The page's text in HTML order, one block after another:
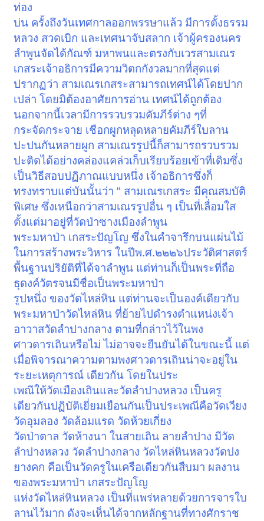
ท่อง
บ่น ครั้งถึงวันเทศกาลออกพรรษาแล้ว มีการตั้งธรรม
หลวง สวดเบิก และเทศนาจับสลาก เจ้าผู้ครองนคร
ลำพูนจัดได้กัณฑ์ มหาพนและตรงกับเวรสามเณร
เกสระเจ้าอธิการมีความวิตกกังวลมากที่สุดแต่
ปรากฏว่า สามเณรเกสระสามารถเทศน์ได้โดยปาก
เปล่า โดยมิต้องอาศัยการอ่าน เทศน์ได้ถูกต้อง
นอกจากนี้เวลามีการรวบรวมคัมภีร์ต่าง ๆที่
กระจัดกระจาย เชือกผูกหลุดหลายคัมภีร์ใบลาน
ปะปนกันหลายผูก สามเณรรูปนี้ก็สามารถรวบรวม
ปะติดได้อย่างคล่องแคล่วเก็บเรียบร้อยเข้าที่เดิมซึ่ง
เป็นวิธีสอบปฏิภาณแบบหนึ่ง เจ้าอธิการซึ่งก็
ทรงทราบแต่บันนั้นว่า " สามเณรเกสระ มีคุณสมบัติ
พิเศษ ซึ่งเหนือกว่าสามเณรรูปอื่น ๆ เป็นที่เลื่อมใส
ตั้งแต่มาอยู่ที่วัดป่าซางเมืองลำพูน
พระมหาป่า เกสระปัญโญ ซึ่งในคำจารึกบนแผ่นไม้
ในการสร้างพระวิหาร ในปีพ.ศ.๒๒๒๖ประวัติศาสตร์
พื้นฐานปริยัติที่ได้จาลำพูน แต่ท่านก็เป็นพระที่ถือ
ธุดงค์วัตรจนมีชื่อเป็นพระมหาป่า
รูปหนึ่ง ของวัดไหล่หิน แต่ท่านจะเป็นองค์เดียวกับ
พระมหาป่าวัดไหล่หิน ที่ย้ายไปดำรงตำแหน่งเจ้า
อาวาสวัดลำปางกลาง ตามที่กล่าวไว้ในพง
ศาวดารเถินหรือไม่ ไม่อาจจะยืนยันได้ในขณะนี้ แต่
เมื่อพิจารณาความตามพงศาวดารเถินน่าจะอยู่ใน
ระยะเหตุการณ์ เดียวกัน โดยในประ
เพณีให้วัดเมืองเถินและวัดลำปางหลวง เป็นครู
เดียวกันปฏิบัติเยี่ยมเยือนกันเป็นประเพณีคือวัดเวียง
วัดอุมลอง วัดล้อมแรด วัดห้วยเกี่ยง
วัดป่าตาล วัดห้างนา ในสายเถิน ลายลำปาง มีวัด
ลำปางหลวง วัดลำปางกลาง วัดไหล่หินหลวงวัดปง
ยางคก คือเป็นวัดครูในเครือเดียวกันสืบมา ผลงาน
ของพระมหาป่า เกสระปัญโญ
แห่งวัดไหล่หินหลวง เป็นที่แพร่หลายด้วยการจารใบ
ลานไว้มาก ดังจะเห็นได้จากหลักฐานที่ทางศักราช